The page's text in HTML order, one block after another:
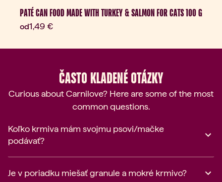
PATÉ CAN FOOD MADE WITH TURKEY & SALMON FOR CATS 100 G
odAktuálna cena:
1,49 €
ČASTO KLADENÉ OTÁZKY
Curious about Carnilove? Here are some of the most
common questions.
Koľko krmiva mám svojmu psovi/mačke
podávať?
Je v poriadku miešať granule a mokré krmivo?